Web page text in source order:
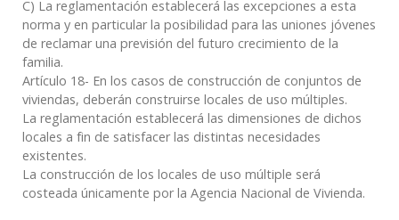
C) La reglamentación establecerá las excepciones a esta
norma y en particular la posibilidad para las uniones jóvenes
de reclamar una previsión del futuro crecimiento de la
familia.
Artículo 18- En los casos de construcción de conjuntos de
viviendas, deberán construirse locales de uso múltiples.
La reglamentación establecerá las dimensiones de dichos
locales a fin de satisfacer las distintas necesidades
existentes.
La construcción de los locales de uso múltiple será
costeada únicamente por la Agencia Nacional de Vivienda.